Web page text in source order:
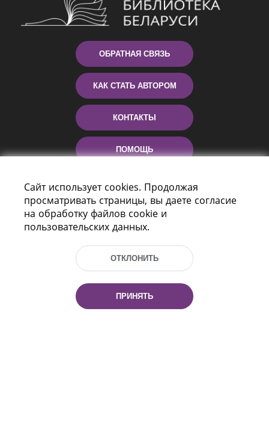
ОБРАТНАЯ СВЯЗЬ
КАК СТАТЬ АВТОРОМ
КОНТАКТЫ
ПОМОЩЬ
Пр-т Независимости 116
Тел.: (+375 17) 368 37 37, Факс: (+375 17)
Сайт использует cookies. Продолжая
просматривать страницы, вы даете согласие
на обработку файлов cookie и
пользовательских данных.
ОТКЛОНИТЬ
ПРИНЯТЬ